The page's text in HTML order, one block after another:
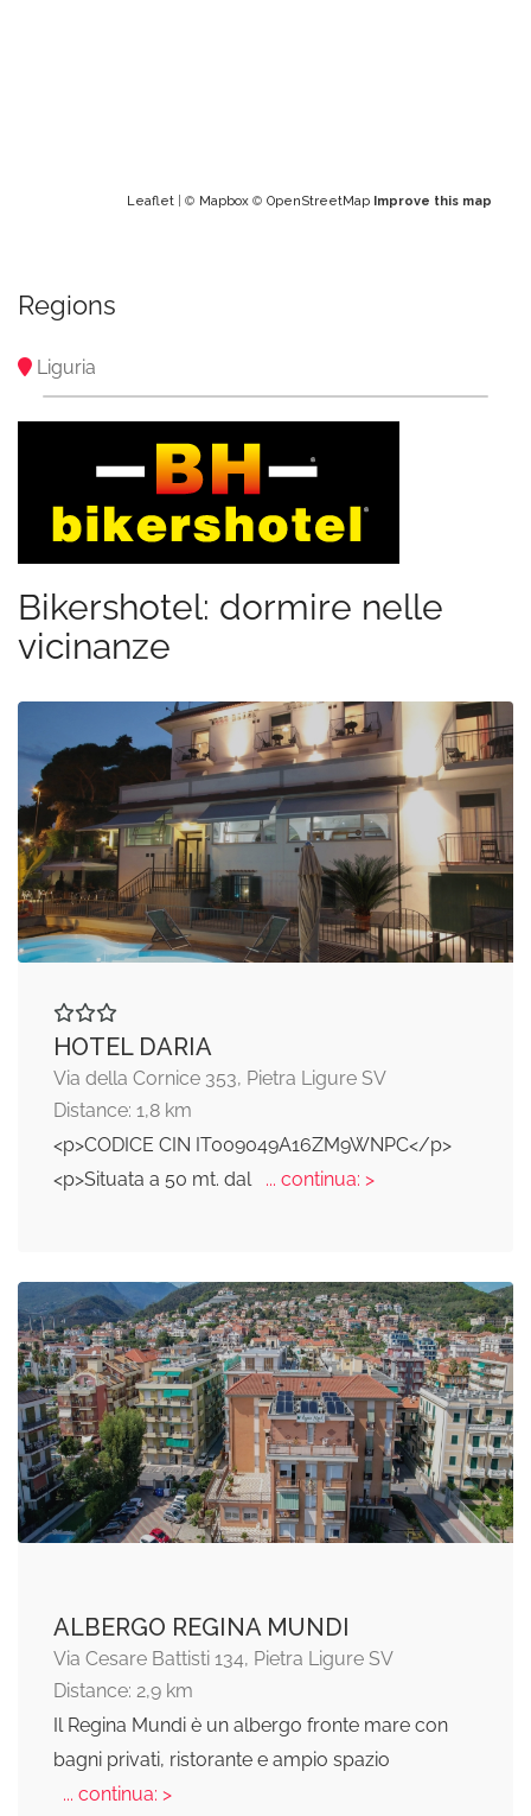
Leaflet | © Mapbox © OpenStreetMap Improve this map
Regions
Liguria
Bikershotel: dormire nelle
vicinanze
HOTEL DARIA
Via della Cornice 353, Pietra Ligure SV
Distance: 1,8 km
<p>CODICE CIN IT009049A16ZM9WNPC</p>
<p>Situata a 50 mt. dal
... continua: >
ALBERGO REGINA MUNDI
Via Cesare Battisti 134, Pietra Ligure SV
Distance: 2,9 km
Il Regina Mundi è un albergo fronte mare con
bagni privati, ristorante e ampio spazio
... continua: >